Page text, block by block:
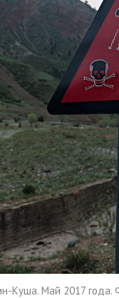
Куша. Май 2017